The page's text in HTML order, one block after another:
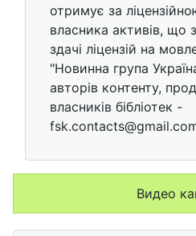
отримує за
власника активів, що
здачі ліцензій на
"Новинна група
авторів контенту,
власників бібліотек -
Видео